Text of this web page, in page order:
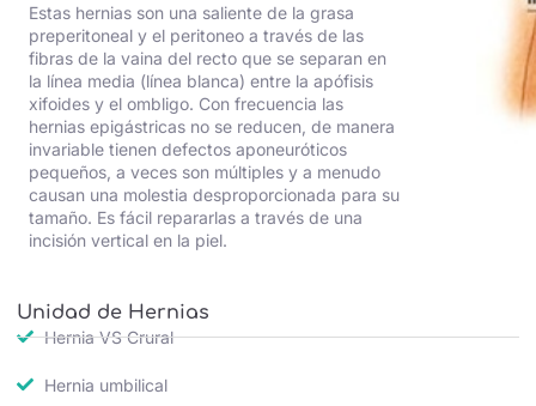
Estas hernias son una saliente de la grasa
preperitoneal y el peritoneo a través de las
fibras de la vaina del recto que se separan en
la línea media (línea blanca) entre la apófisis
xifoides y el ombligo. Con frecuencia las
hernias epigástricas no se reducen, de manera
invariable tienen defectos aponeuróticos
pequeños, a veces son múltiples y a menudo
causan una molestia desproporcionada para su
tamaño. Es fácil repararlas a través de una
incisión vertical en la piel.
Unidad de Hernias
Hernia VS Crural
Hernia umbilical